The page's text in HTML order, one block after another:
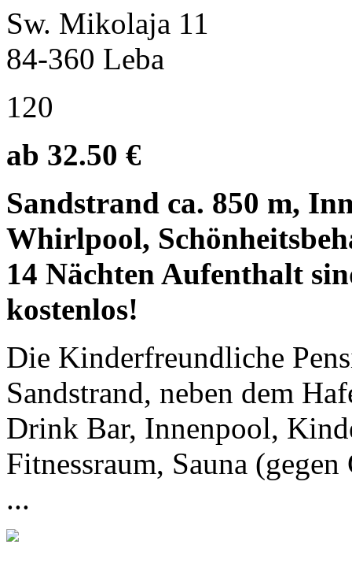
Sw. Mikolaja 11
84-360 Leba
120
ab 32.50 €
Sandstrand ca. 850 m,
Whirlpool,
14 Nächten Aufenthalt
kostenlos!
Die Kinderfreundliche
Sandstrand, neben dem
Drink Bar, Innenpool,
Fitnessraum, Sauna
...